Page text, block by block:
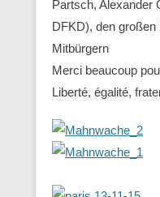
Partsch, Alexander
‪‎DFKD), den
Mitbürgern
Merci beaucoup
Liberté, égalité,